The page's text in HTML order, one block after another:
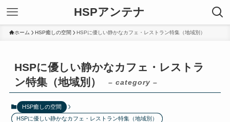
HSPアンテナ
ホーム HSP癒しの空間 HSPに優しい静かなカフェ・レストラン特集（地域別）
HSPに優しい静かなカフェ・レストラ
ン特集（地域別）
– category –
HSP癒しの空間
HSPに優しい静かなカフェ・レストラン特集（地域別）